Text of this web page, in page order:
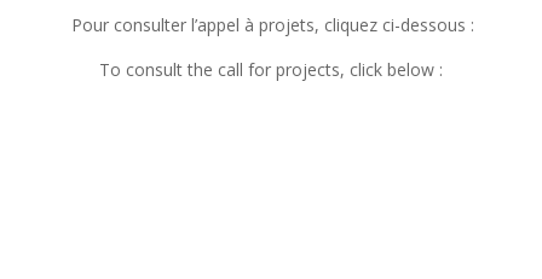
Pour consulter l’appel à projets, cliquez ci-dessous :
To consult the call for projects, click below :